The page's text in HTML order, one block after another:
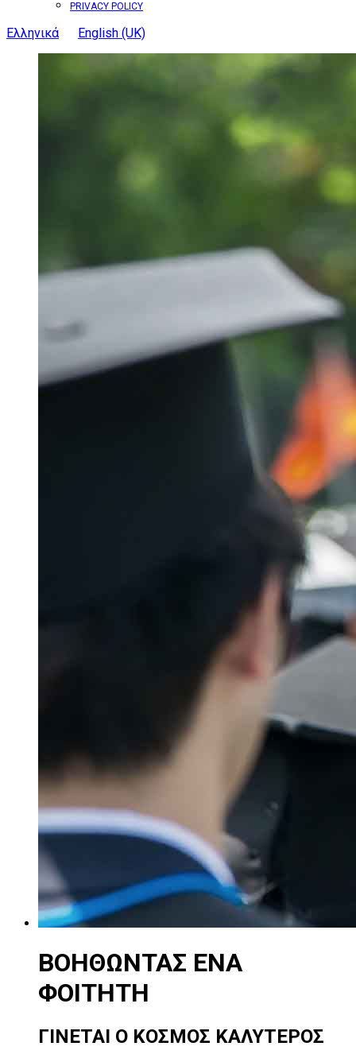
PRIVACY POLICY
Ελληνικά English (UK)
ΒΟΗΘΩΝΤΑΣ ΕΝΑ
ΦΟΙΤΗΤΗ
ΓΙΝΕΤΑΙ Ο ΚΟΣΜΟΣ ΚΑΛΥΤΕΡΟΣ